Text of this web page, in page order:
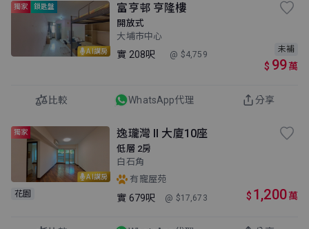
AI講房
獨家 鎖匙盤 富亨邨 亨隆樓
開放式
大埔市中心
實 208呎 @ $4,759
未補
$ 99萬
比較 WhatsApp代理 分享
AI講房
獨家
花園
逸瓏灣 II 大廈10座
低層 2房
白石角
有寵屋苑
實 679呎 @ $17,673 $ 1,200萬